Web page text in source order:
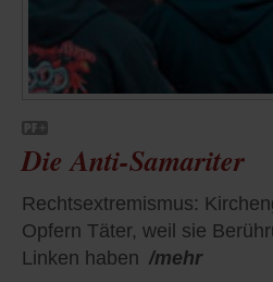
Die Anti-Samariter
Rechtsextremismus:
Opfern Täter, weil sie
Linken haben /mehr